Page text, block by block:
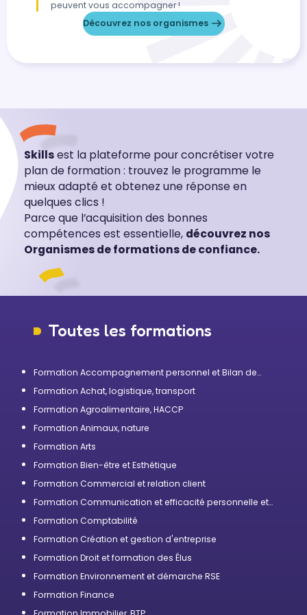
peuvent vous accompagner !
Découvrez nos organismes
Skillsest la plateforme pour concrétiser votre
plan de formation : trouvez le programme le
mieux adapté et obtenez une réponse en
quelques clics !
Parce que l’acquisition des bonnes
compétences est essentielle, découvrez nos
Organismes de formations de confiance.
Toutes les formations
Formation Accompagnement personnel et Bilan de
Formation Achat, logistique, transport
Formation Agroalimentaire, HACCP
Formation Animaux, nature
Formation Arts
Formation Bien-être et Esthétique
Formation Commercial et relation client
Formation Communication et efficacité personnelle et
Formation Comptabilité
Formation Création et gestion d'entreprise
Formation Droit et formation des Élus
Formation Environnement et démarche RSE
Formation Finance